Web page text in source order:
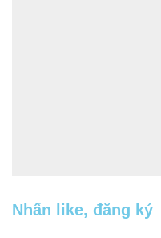
Nhấn like, đăng ký